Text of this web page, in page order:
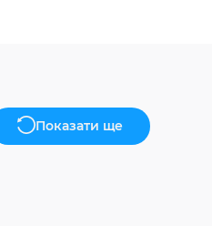
Показати ще